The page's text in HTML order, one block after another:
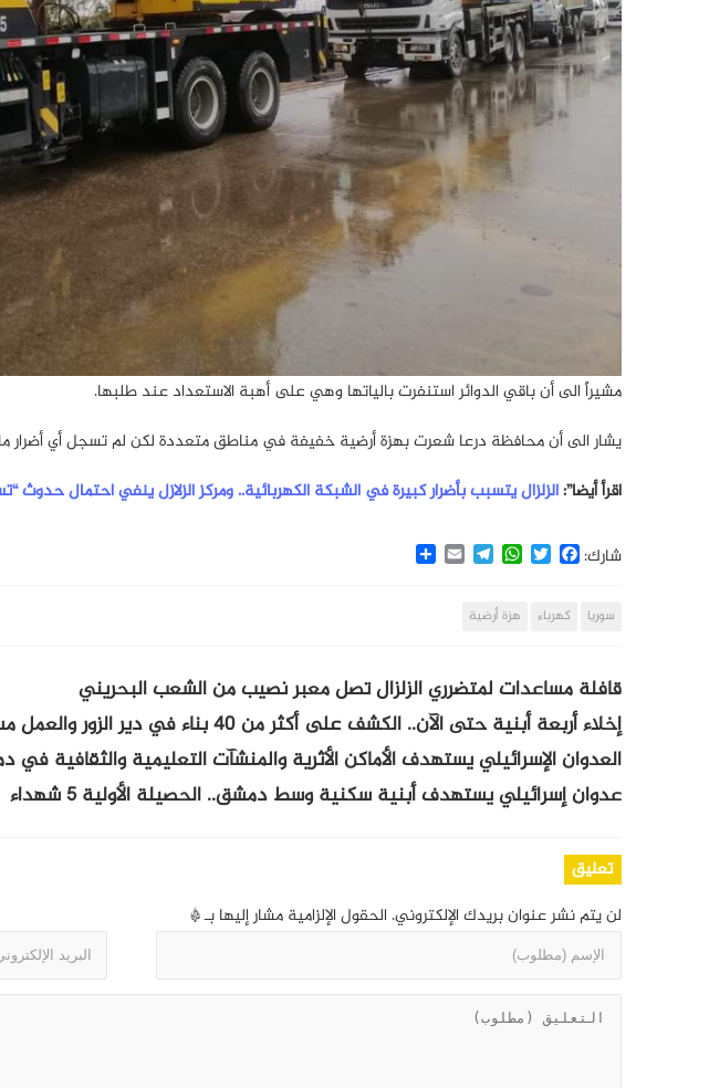
مشيراً الى أن باقي الدوائر استنفرت بالياتها وهي على أهبة الاستعداد عند طلبها.
يشار الى أن محافظة درعا شعرت بهزة أرضية خفيفة في مناطق متعددة لكن لم تسجل أي أضرار
اقرأ أيضا”:الزلزال يتسبب بأضرار كبيرة في الشبكة الكهربائية.. ومركز الزلازل ينفي احتمال حدوث
شارك: Facebook
Twitter
WhatsApp
Telegram
Email
سوريا كهرباء هزة أرضية
قافلة مساعدات لمتضرري الزلزال تصل معبر نصيب من الشعب البحريني
إخلاء أربعة أبنية حتى الآن.. الكشف على أكثر من 40 بناء في دير الزور والعمل مستمر
العدوان الإسرائيلي يستهدف الأماكن الأثرية والمنشآت التعليمية والثقافية
عدوان إسرائيلي يستهدف أبنية سكنية وسط دمشق.. الحصيلة الأولية 5 شهداء
تعليق
لن يتم نشر عنوان بريدك الإلكتروني. الحقول الإلزامية مشار إليها بـ*